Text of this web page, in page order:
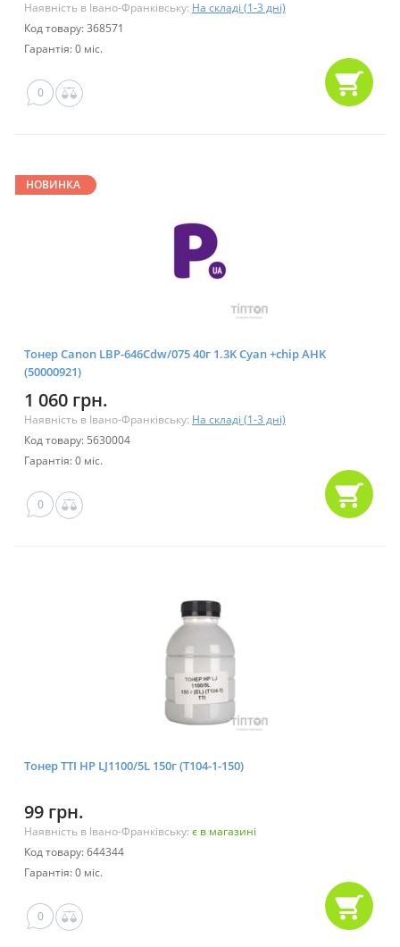
Наявність в Івано-Франківську: На складі (1-3 дні)
Код товару: 368571
Гарантія: 0 міс.
0
НОВИНКА
Тонер Canon LBP-646Cdw/075 40г 1.3K Cyan +chip AHK
(50000921)
1 060 грн.
Наявність в Івано-Франківську: На складі (1-3 дні)
Код товару: 5630004
Гарантія: 0 міс.
0
Тонер TTI HP LJ1100/5L 150г (T104-1-150)
99 грн.
Наявність в Івано-Франківську: є в магазині
Код товару: 644344
Гарантія: 0 міс.
0